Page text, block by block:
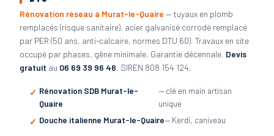
Rénovation réseau à Murat-le-Quaire — tuyaux en plomb
remplacés (risque sanitaire), acier galvanisé corrodé remplacé
par PER (50 ans, anti-calcaire, normes DTU 60). Travaux en site
occupé par phases, gêne minimale. Garantie décennale. Devis
gratuit au 06 69 39 96 46 . SIREN 808 154 124.
Rénovation SDB Murat-le-
Quaire
— clé en main artisan
unique
Douche italienne Murat-le-Quaire— Kerdi, caniveau